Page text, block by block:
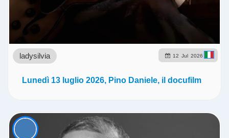
12 Jul 2026
ladysilvia
Lunedì 13 luglio 2026, Pino Daniele, il docufilm